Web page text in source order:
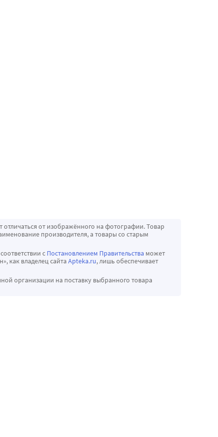
от изображённого на фотографии. Товар
производителя, а товары со старым
с Постановлением Правительства может
как владелец сайта Apteka.ru, лишь обеспечивает
организации на поставку выбранного товара